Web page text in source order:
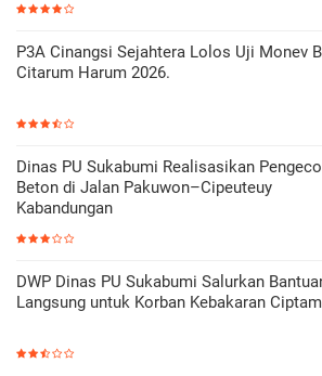
P3A Cinangsi Sejahtera Lolos Uji Monev
Citarum Harum 2026.
Dinas PU Sukabumi Realisasikan
Beton di Jalan Pakuwon–Cipeuteuy
Kabandungan
DWP Dinas PU Sukabumi Salurkan
Langsung untuk Korban Kebakaran